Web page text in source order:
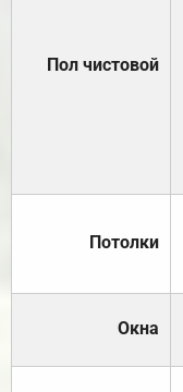
Пол чистовой
Потолки
Окна